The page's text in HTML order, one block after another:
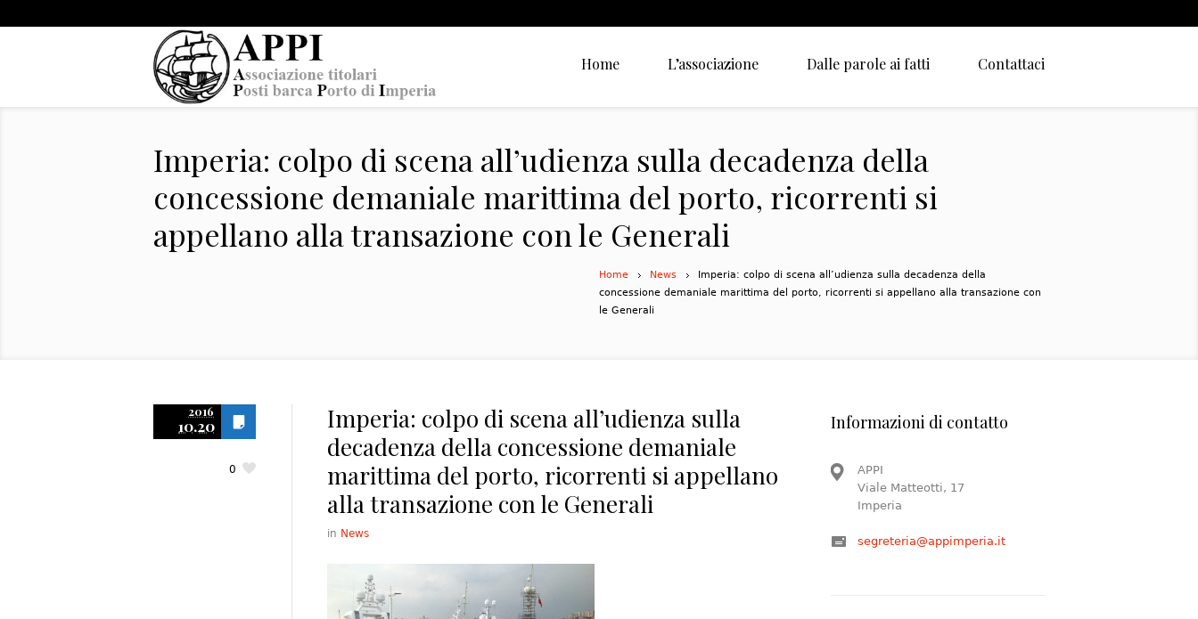
Home L’associazione Dalle parole ai fatti Contattaci
Imperia: colpo di scena all’udienza sulla decadenza della
concessione demaniale marittima del porto, ricorrenti si
appellano alla transazione con le Generali
Home News
Imperia: colpo di scena all’udienza sulla decadenza della
concessione demaniale marittima del porto, ricorrenti si appellano alla transazione con
le Generali
2016
10.20
0
Imperia: colpo di scena all’udienza sulla
decadenza della concessione demaniale
marittima del porto, ricorrenti si appellano
alla transazione con le Generali
in News
Informazioni di contatto
APPI
Viale Matteotti, 17
Imperia
segreteria@appimperia.it